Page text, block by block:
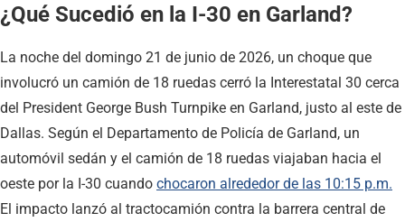
¿Qué Sucedió en la I-30 en Garland?
La noche del domingo 21 de junio de 2026, un choque que
involucró un camión de 18 ruedas cerró la Interestatal 30 cerca
del President George Bush Turnpike en Garland, justo al este de
Dallas. Según el Departamento de Policía de Garland, un
automóvil sedán y el camión de 18 ruedas viajaban hacia el
oeste por la I-30 cuando chocaron alrededor de las 10:15 p.m.
El impacto lanzó al tractocamión contra la barrera central de